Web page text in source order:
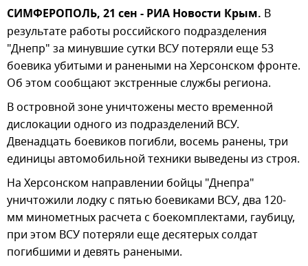
СИМФЕРОПОЛЬ, 21 сен - РИА Новости Крым. В
результате работы российского подразделения
"Днепр" за минувшие сутки ВСУ потеряли еще 53
боевика убитыми и ранеными на Херсонском фронте.
Об этом сообщают экстренные службы региона.
В островной зоне уничтожены место временной
дислокации одного из подразделений ВСУ.
Двенадцать боевиков погибли, восемь ранены, три
единицы автомобильной техники выведены из строя.
На Херсонском направлении бойцы "Днепра"
уничтожили лодку с пятью боевиками ВСУ, два 120-
мм минометных расчета с боекомплектами, гаубицу,
при этом ВСУ потеряли еще десятерых солдат
погибшими и девять ранеными.